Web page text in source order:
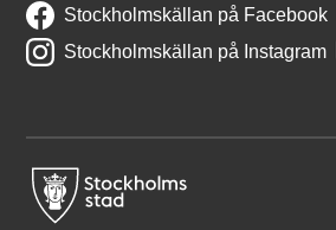
Stockholmskällan på Facebook
Stockholmskällan på Instagram